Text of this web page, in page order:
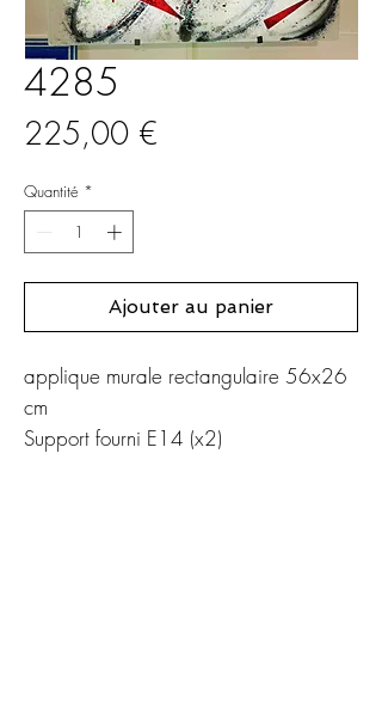
4285
225,00 €
Quantité *
Ajouter au panier
applique murale rectangulaire 56x26
cm
Support fourni E14 (x2)